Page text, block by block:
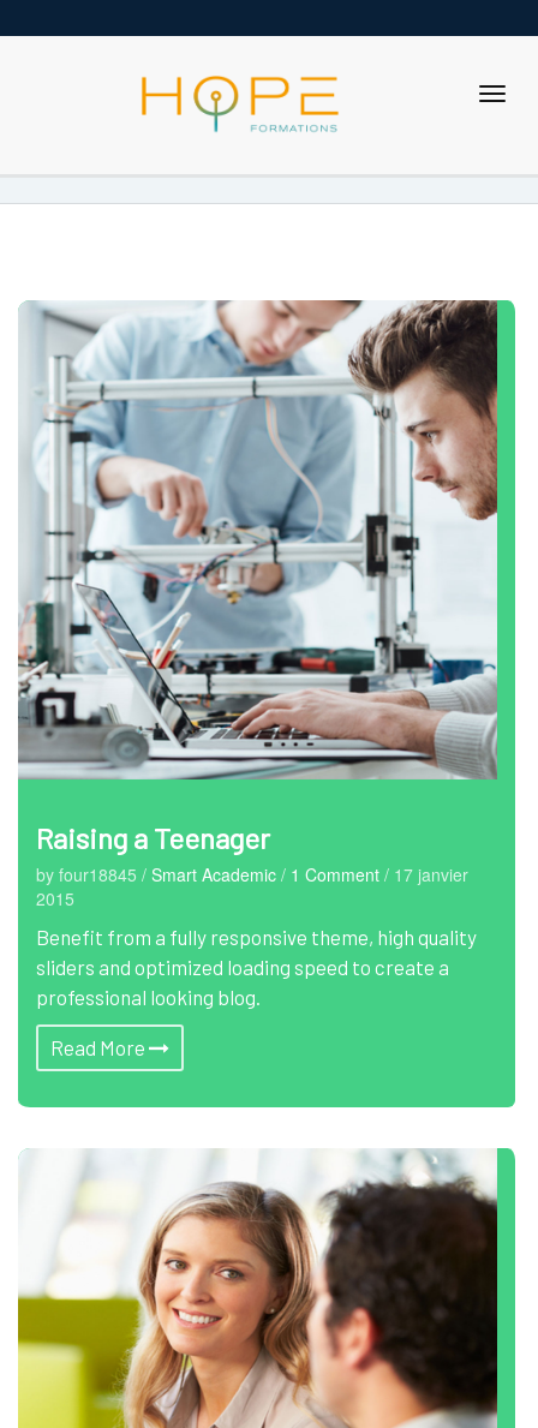
Raising a Teenager
by four18845 / Smart Academic / 1 Comment / 17 janvier
2015
Benefit from a fully responsive theme, high quality
sliders and optimized loading speed to create a
professional looking blog.
Read More